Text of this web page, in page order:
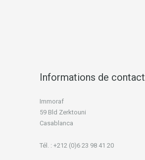
Informations de contact
Immoraf
59 Bld Zerktouni
Casablanca
Tél. : +212 (0)6 23 98 41 20